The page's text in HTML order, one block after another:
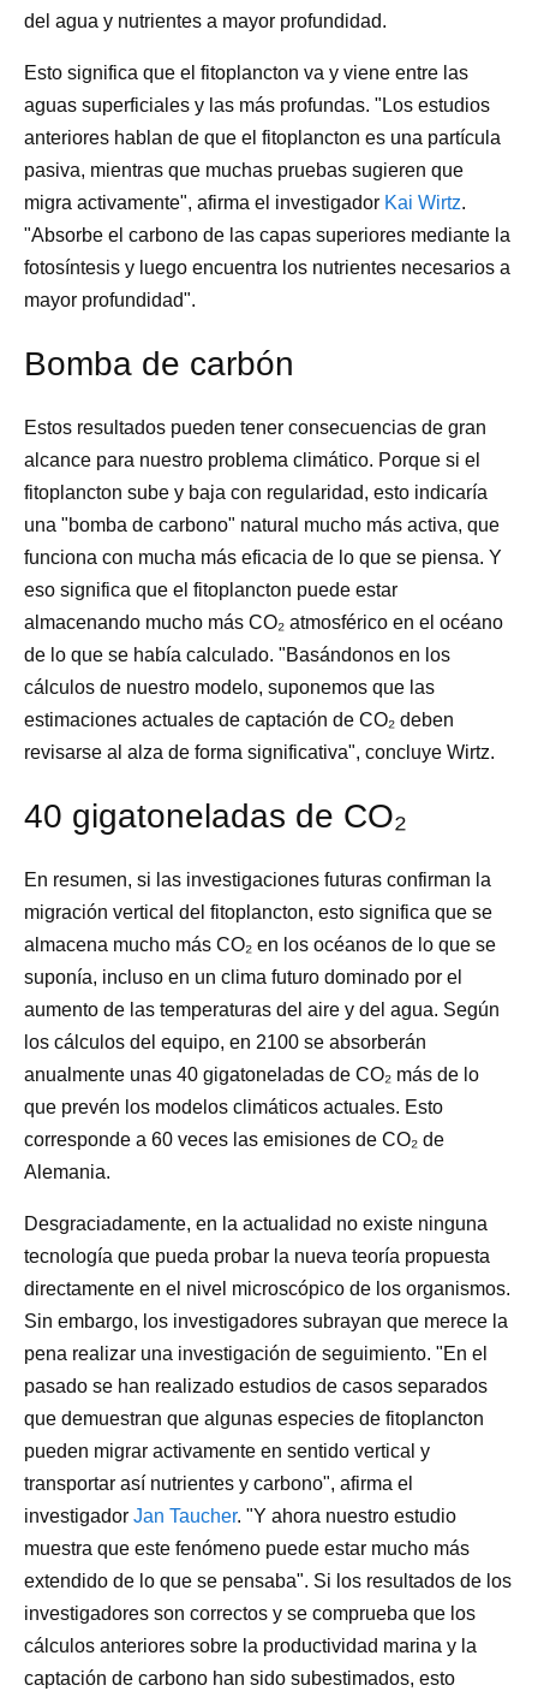
del agua y nutrientes a mayor profundidad.
Esto significa que el fitoplancton va y viene entre las
aguas superficiales y las más profundas. "Los estudios
anteriores hablan de que el fitoplancton es una partícula
pasiva, mientras que muchas pruebas sugieren que
migra activamente", afirma el investigador Kai Wirtz.
"Absorbe el carbono de las capas superiores mediante la
fotosíntesis y luego encuentra los nutrientes necesarios a
mayor profundidad".
Bomba de carbón
Estos resultados pueden tener consecuencias de gran
alcance para nuestro problema climático. Porque si el
fitoplancton sube y baja con regularidad, esto indicaría
una "bomba de carbono" natural mucho más activa, que
funciona con mucha más eficacia de lo que se piensa. Y
eso significa que el fitoplancton puede estar
almacenando mucho más CO₂ atmosférico en el océano
de lo que se había calculado. "Basándonos en los
cálculos de nuestro modelo, suponemos que las
estimaciones actuales de captación de CO₂ deben
revisarse al alza de forma significativa", concluye Wirtz.
40 gigatoneladas de CO₂
En resumen, si las investigaciones futuras confirman la
migración vertical del fitoplancton, esto significa que se
almacena mucho más CO₂ en los océanos de lo que se
suponía, incluso en un clima futuro dominado por el
aumento de las temperaturas del aire y del agua. Según
los cálculos del equipo, en 2100 se absorberán
anualmente unas 40 gigatoneladas de CO₂ más de lo
que prevén los modelos climáticos actuales. Esto
corresponde a 60 veces las emisiones de CO₂ de
Alemania.
Desgraciadamente, en la actualidad no existe ninguna
tecnología que pueda probar la nueva teoría propuesta
directamente en el nivel microscópico de los organismos.
Sin embargo, los investigadores subrayan que merece la
pena realizar una investigación de seguimiento. "En el
pasado se han realizado estudios de casos separados
que demuestran que algunas especies de fitoplancton
pueden migrar activamente en sentido vertical y
transportar así nutrientes y carbono", afirma el
investigador Jan Taucher. "Y ahora nuestro estudio
muestra que este fenómeno puede estar mucho más
extendido de lo que se pensaba". Si los resultados de los
investigadores son correctos y se comprueba que los
cálculos anteriores sobre la productividad marina y la
captación de carbono han sido subestimados, esto